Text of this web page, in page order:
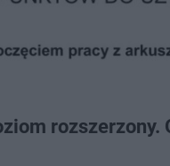
rozszerzony.